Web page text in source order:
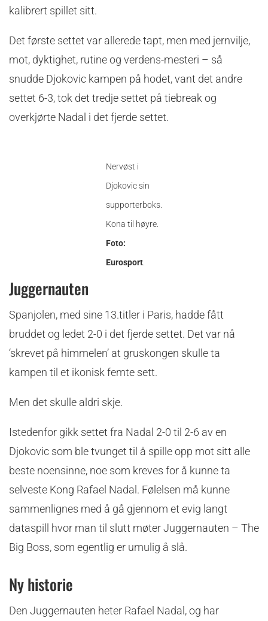
kalibrert spillet sitt.
Det første settet var allerede tapt, men med jernvilje,
mot, dyktighet, rutine og verdens-mesteri – så
snudde Djokovic kampen på hodet, vant det andre
settet 6-3, tok det tredje settet på tiebreak og
overkjørte Nadal i det fjerde settet.
Nervøst i
Djokovic sin
supporterboks.
Kona til høyre.
Foto:
Eurosport
Juggernauten
Spanjolen, med sine 13.titler i Paris, hadde fått
bruddet og ledet 2-0 i det fjerde settet. Det var nå
‘skrevet på himmelen’ at gruskongen skulle ta
kampen til et ikonisk femte sett.
Men det skulle aldri skje.
Istedenfor gikk settet fra Nadal 2-0 til 2-6 av en
Djokovic som ble tvunget til å spille opp mot sitt alle
beste noensinne, noe som kreves for å kunne ta
selveste Kong Rafael Nadal. Følelsen må kunne
sammenlignes med å gå gjennom et evig langt
dataspill hvor man til slutt møter Juggernauten – The
Big Boss, som egentlig er umulig å slå.
Ny historie
Den Juggernauten heter Rafael Nadal, og har